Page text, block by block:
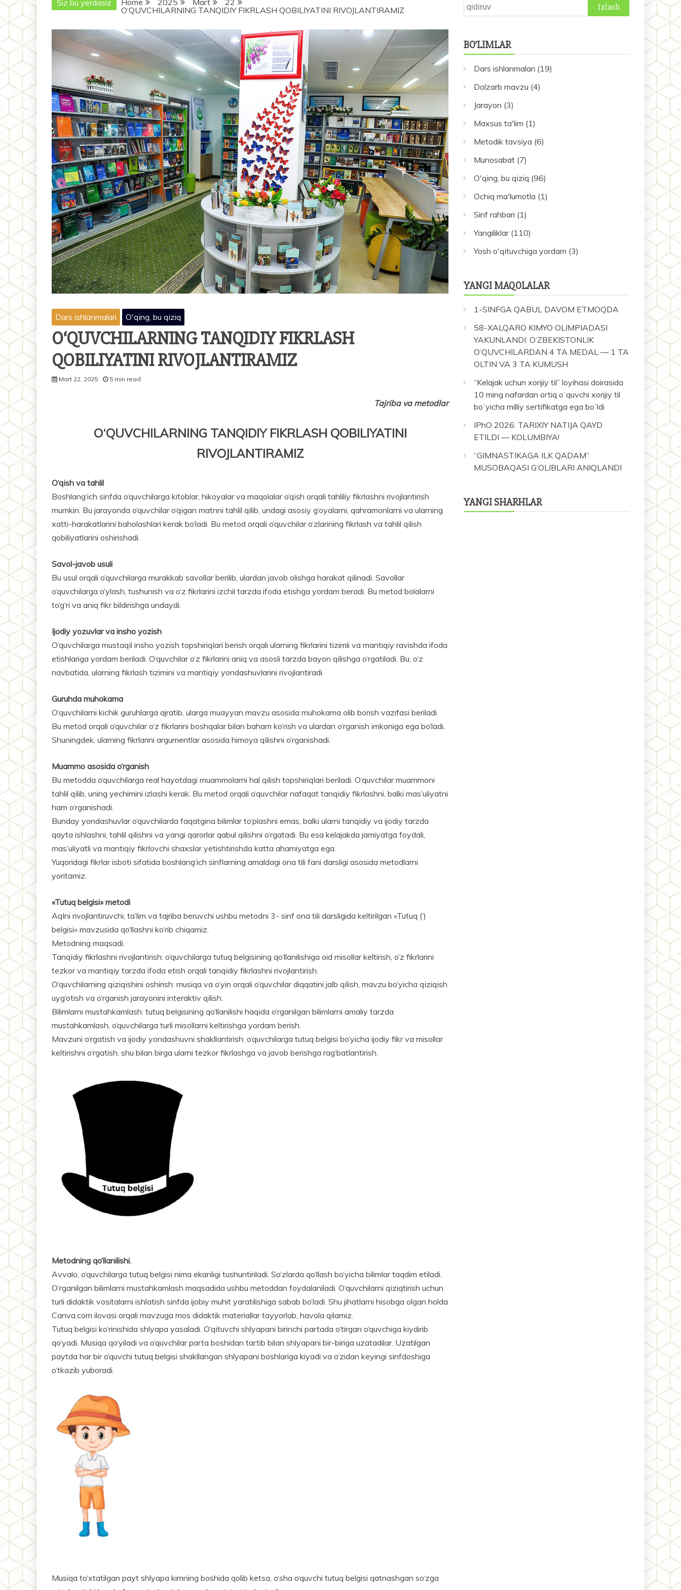
Siz bu yerdasiz Home 2025 Mart
22
O‘QUVCHILARNING TANQIDIY FIKRLASH QOBILIYATINI RIVOJLANTIRAMIZ
Dars ishlanmalari O'qing, bu qiziq
O‘QUVCHILARNING TANQIDIY FIKRLASH
QOBILIYATINI RIVOJLANTIRAMIZ
Mart 22, 2025 5 min read
Tajriba va metodlar
O‘QUVCHILARNING TANQIDIY FIKRLASH QOBILIYATINI
RIVOJLANTIRAMIZ
O‘qish va tahlil
Boshlang‘ich sinfda o‘quvchilarga kitoblar, hikoyalar va maqolalar o‘qish orqali tahliliy fikrlashni rivojlantirish
mumkin. Bu jarayonda o‘quvchilar o‘qigan matnni tahlil qilib, undagi asosiy g‘oyalarni, qahramonlarni va ularning
xatti-harakatlarini baholashlari kerak bo‘ladi. Bu metod orqali o‘quvchilar o‘zlarining fikrlash va tahlil qilish
qobiliyatlarini oshirishadi.
Savol-javob usuli
Bu usul orqali o‘quvchilarga murakkab savollar berilib, ulardan javob olishga harakat qilinadi. Savollar
o‘quvchilarga o‘ylash, tushunish va o‘z fikrlarini izchil tarzda ifoda etishga yordam beradi. Bu metod bolalarni
to‘g‘ri va aniq fikr bildirishga undaydi.
Ijodiy yozuvlar va insho yozish
O‘quvchilarga mustaqil insho yozish topshiriqlari berish orqali ularning fikrlarini tizimli va mantiqiy ravishda ifoda
etishlariga yordam beriladi. O‘quvchilar o‘z fikrlarini aniq va asosli tarzda bayon qilishga o‘rgatiladi. Bu, o‘z
navbatida, ularning fikrlash tizimini va mantiqiy yondashuvlarini rivojlantiradi.
Guruhda muhokama
O‘quvchilarni kichik guruhlarga ajratib, ularga muayyan mavzu asosida muhokama olib borish vazifasi beriladi.
Bu metod orqali o‘quvchilar o‘z fikrlarini boshqalar bilan baham ko‘rish va ulardan o‘rganish imkoniga ega bo‘ladi.
Shuningdek, ular­ning fikrlarini argumentlar asosida himoya qilishni o‘rganishadi.
Muammo asosida o‘rganish
Bu metodda o‘quvchilarga real hayotdagi muammolarni hal qilish topshiriqlari beriladi. O‘quvchilar muammoni
tahlil qilib, uning yechimini izlashi kerak. Bu metod orqali o‘quvchilar nafaqat tanqidiy fikrlashni, balki mas’uliyatni
ham o‘rganishadi.
Bunday yondashuvlar o‘quvchilarda faqatgina bilimlar to‘plashni emas, balki ularni tanqidiy va ijodiy tarzda
qayta ishlashni, tahlil qilishni va yangi qarorlar qabul qilishni o‘rgatadi. Bu esa kelajakda jamiyatga foydali,
mas’uliyatli va mantiqiy fikrlovchi shaxslar yetishtirishda katta ahamiyatga ega.
Yuqoridagi fikrlar isboti sifatida boshlang‘ich sinflarning amaldagi ona tili fani darsligi asosida metodlarni
yoritamiz.
«Tutuq belgisi» metodi
Aqlni rivojlantiruvchi, ta’lim va tajriba beruvchi ushbu metodni 3- sinf ona tili darsligida keltirilgan «Tutuq (’)
belgisi» mavzusida qo‘llashni ko‘rib chiqamiz.
Metodning maqsadi.
Tanqidiy fikrlashni rivojlanti­rish: o‘quvchilarga tutuq belgisining qo‘llanilishiga oid misollar keltirish, o‘z fikrlarini
tezkor va mantiqiy tarzda ifoda etish orqali tanqidiy fikrlashni rivojlantirish.
O‘quvchilarning qiziqishini oshirish: musiqa va o‘yin orqali o‘quvchilar diqqatini jalb qilish, mavzu bo‘yicha qiziqish
uyg‘otish va o‘rganish jarayonini interaktiv qilish.
Bilimlarni mustahkamlash: tutuq belgisining qo‘llanilishi haqida o‘rganilgan bilimlarni amaliy tarzda
mustahkamlash, o‘quvchilarga turli misollarni keltirishga yordam berish.
Mavzuni o‘rgatish va ijodiy yondashuvni shakllantirish: o‘quv­chilarga tutuq belgisi bo‘yicha ijodiy fikr va misollar
keltirishni o‘rgatish, shu bilan birga ularni tezkor fikrlashga va javob berishga rag‘batlantirish.
Metodning qo‘llanilishi.
Avvalo, o‘quvchilarga tutuq belgisi nima ekanligi tushuntiriladi. So‘zlarda qo‘llash bo‘yicha bilimlar taqdim etiladi.
O‘rganilgan bilimlarni mustahkamlash maqsadida ushbu metoddan foydalaniladi. O‘quvchilarni qiziqtirish uchun
turli didaktik vositalarni ishlatish sinfda ijobiy muhit yaratilishiga sabab bo‘ladi. Shu jihatlarni hisobga olgan holda
Canva.com ilovasi orqali mavzuga mos didaktik materiallar tayyorlab, havola qilamiz.
Tutuq belgisi ko‘rinishida shlyapa yasaladi. O‘qituvchi shlyapani birinchi partada o‘tirgan o‘quvchiga kiydirib
qo‘yadi. Musiqa qo‘yiladi va o‘quvchilar parta boshidan tartib bilan shlyapani bir-biriga uzatadilar. Uzatilgan
paytda har bir o‘quvchi tutuq belgisi shakllangan shlyapani boshlariga kiyadi va o‘zidan keyingi sinfdoshiga
o‘tkazib yuboradi.
Musiqa to‘xtatilgan payt shlyapa kimning boshida qolib ketsa, o‘sha o‘quvchi tutuq belgisi qatnashgan so‘zga
Qidirshish:
BO’LIMLAR
Dars ishlanmalari (19)
Dolzarb mavzu (4)
Jarayon (3)
Maxsus ta'lim (1)
Metodik tavsiya (6)
Munosabat (7)
O'qing, bu qiziq (96)
Ochiq ma'lumotla (1)
Sinf rahbari (1)
Yangiliklar(110)
Yosh o'qituvchiga yordam (3)
YANGI MAQOLALAR
1-SINFGA QABUL DAVOM ETMOQDA
58-XALQARO KIMYO OLIMPIADASI
YAKUNLANDI: O‘ZBEKISTONLIK
O‘QUVCHILARDAN 4 TA MEDAL — 1 TA
OLTIN VA 3 TA KUMUSH
“Kelajak uchun xorijiy til” loyihasi doirasida
10 ming nafardan ortiq oʻquvchi xorijiy til
boʻyicha milliy sertifikatga ega boʻldi
IPhO 2026: TARIXIY NATIJA QAYD
ETILDI — KOLUMBIYA!
“GIMNASTIKAGA ILK QADAM”
MUSOBAQASI G‘OLIBLARI ANIQLANDI
YANGI SHARHLAR